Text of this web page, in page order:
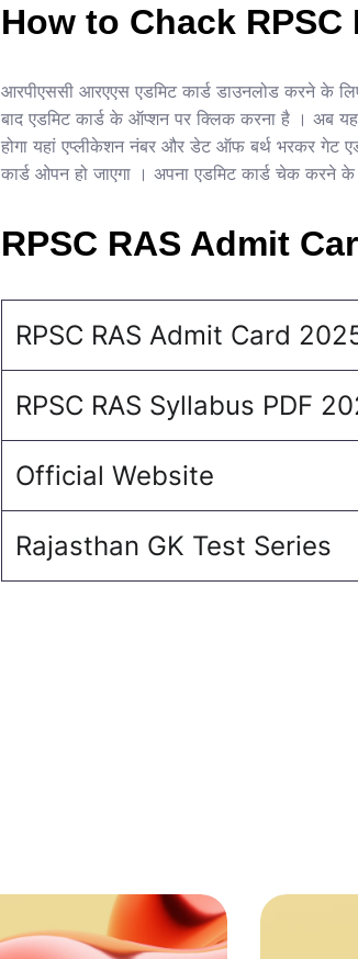
How to Chack
आरपीएससी आरएएस एडमिट कार्ड डाउनलोड करने के
बाद एडमिट कार्ड के ऑप्शन पर क्लिक करना है । अब
होगा यहां एप्लीकेशन नंबर और डेट ऑफ बर्थ भरकर गेट
कार्ड ओपन हो जाएगा । अपना एडमिट कार्ड चेक करने
RPSC RAS Admit
RPSC RAS Admit Card
RPSC RAS Syllabus PDF
Official Website
Rajasthan GK Test Series